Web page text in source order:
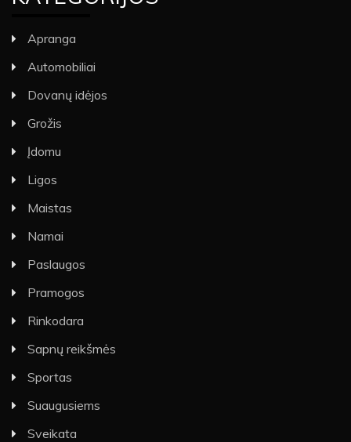
Apranga
Automobiliai
Dovanų idėjos
Grožis
Įdomu
Ligos
Maistas
Namai
Paslaugos
Pramogos
Rinkodara
Sapnų reikšmės
Sportas
Suaugusiems
Sveikata